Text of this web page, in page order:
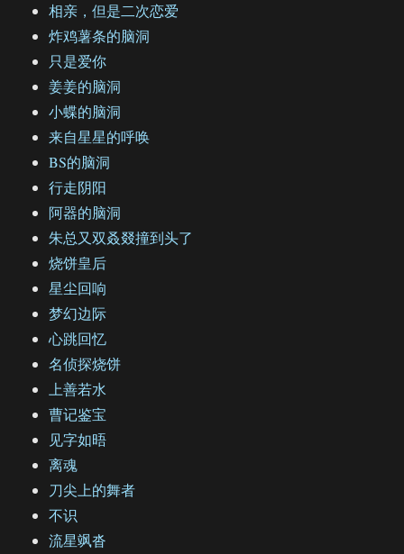
相亲，但是二次恋爱
炸鸡薯条的脑洞
只是爱你
姜姜的脑洞
小蝶的脑洞
来自星星的呼唤
BS的脑洞
行走阴阳
阿器的脑洞
朱总又双叒叕撞到头了
烧饼皇后
星尘回响
梦幻边际
心跳回忆
名侦探烧饼
上善若水
曹记鉴宝
见字如晤
离魂
刀尖上的舞者
不识
流星飒沓